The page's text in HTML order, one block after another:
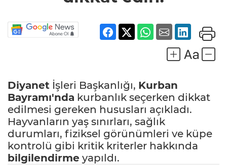
Diyanet İşleri Başkanlığı, Kurban
Bayramı'nda kurbanlık seçerken dikkat
edilmesi gereken hususları açıkladı.
Hayvanların yaş sınırları, sağlık
durumları, fiziksel görünümleri ve küpe
kontrolü gibi kritik kriterler hakkında
bilgilendirme yapıldı.